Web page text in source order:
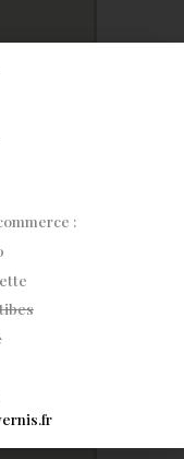
à 19h00
: